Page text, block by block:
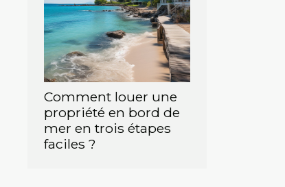
Comment louer une
propriété en bord de
mer en trois étapes
faciles ?